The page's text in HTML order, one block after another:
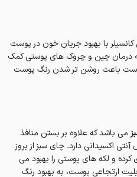
با بهبود جریان خون در پوست
درمان چین و چروک های پوستی کمک
پوست باعث روشن تر شدن رنگ پوست
می باشد که علاوه بر بستن منافذ
اکسیدانی دارد. چای سبز از بروز
و لکه های پوستی را بهبود می
ارتجاعی پوست، به بهبود رنگ